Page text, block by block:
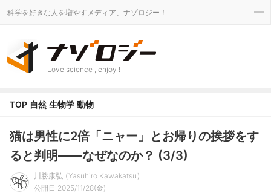
科学を好きな人を増やすメディア、ナゾロジー！
Love science , enjoy !
TOP 自然 生物学 動物
猫は男性に2倍「ニャー」とお帰りの挨拶をす
ると判明――なぜなのか？ (3/3)
川勝康弘
Yasuhiro Kawakatsu
公開日 2025/11/28(金)